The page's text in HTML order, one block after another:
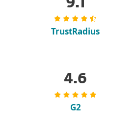
9.1
TrustRadius
4.6
G2